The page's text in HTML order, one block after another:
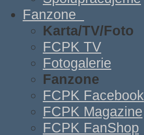
Fanzone
Karta/TV/Foto
FCPK TV
Fotogalerie
Fanzone
FCPK Facebook
FCPK Magazine
FCPK FanShop